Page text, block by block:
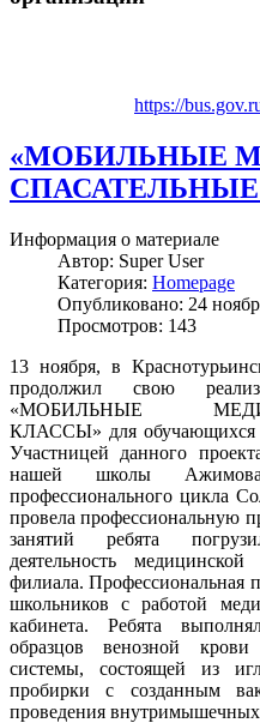
https://
«МОБИЛЬНЫЕ
Информация о материале
Автор: Super User
Категория: Homepage
Опубликовано: 24
Просмотров: 143
13 ноября, в
продолжил свою
«МОБИЛЬНЫЕ
КЛАССЫ» для обучающихся
Участницей данного
нашей школы Ажимова
профессионального цикла
провела профессиональную
занятий ребята
деятельность
филиала. Профессиональная
школьников с работой
кабинета. Ребята
образцов венозной
системы, состоящей из
пробирки с созданным
проведения